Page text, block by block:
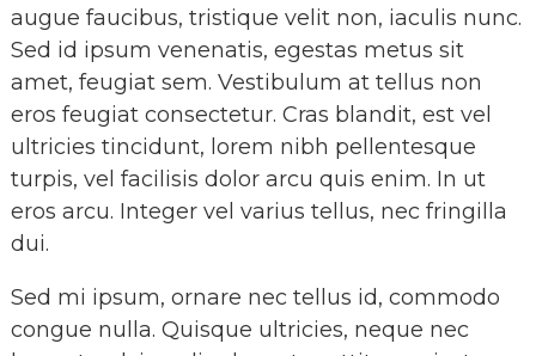
augue faucibus, tristique velit non, iaculis nunc.
Sed id ipsum venenatis, egestas metus sit
amet, feugiat sem. Vestibulum at tellus non
eros feugiat consectetur. Cras blandit, est vel
ultricies tincidunt, lorem nibh pellentesque
turpis, vel facilisis dolor arcu quis enim. In ut
eros arcu. Integer vel varius tellus, nec fringilla
dui.
Sed mi ipsum, ornare nec tellus id, commodo
congue nulla. Quisque ultricies, neque nec